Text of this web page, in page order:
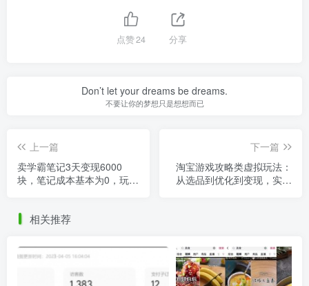
点赞24 分享
Don’t let your dreams be dreams.
不要让你的梦想只是想想而已
上一篇
卖学霸笔记3天变现6000
块，笔记成本基本为0，玩法
下一篇
淘宝游戏攻略类虚拟玩法：
从选品到优化到变现，实操
相关推荐